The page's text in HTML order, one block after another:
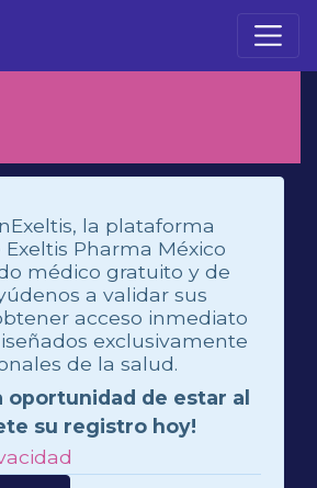
la plataforma
Pharma México
médico gratuito y de
a validar sus
acceso inmediato
exclusivamente
de la salud.
oportunidad de estar al
su registro hoy!